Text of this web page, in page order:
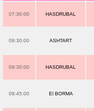
07:30:00 HASDRUBAL
09:30:00 ASHTART
09:30:00 HASDRUBAL
09:45:00 El BORMA